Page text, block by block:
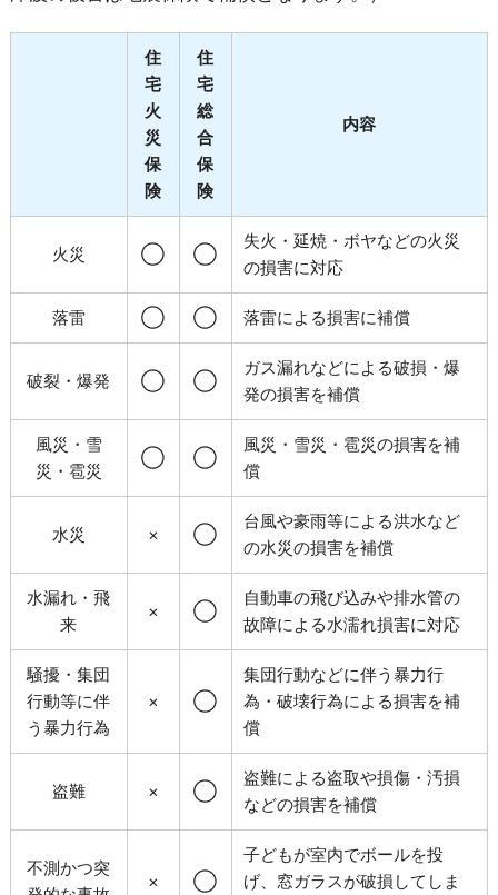
住
宅
火
災
保
険
住
宅
総
合
保
険
内容
火災 ◯ ◯
失火・延焼・ボヤなどの火災
の損害に対応
落雷 ◯ ◯ 落雷による損害に補償
破裂・爆発 ◯ ◯
ガス漏れなどによる破損・爆
発の損害を補償
風災・雪
災・雹災
◯ ◯
風災・雪災・雹災の損害を補
償
水災 × ◯
台風や豪雨等による洪水など
の水災の損害を補償
水漏れ・飛
来
× ◯
自動車の飛び込みや排水管の
故障による水濡れ損害に対応
騒擾・集団
行動等に伴
う暴力行為
× ◯
集団行動などに伴う暴力行
為・破壊行為による損害を補
償
盗難 × ◯
盗難による盗取や損傷・汚損
などの損害を補償
不測かつ突
× ◯
子どもが室内でボールを投
げ、窓ガラスが破損してしま